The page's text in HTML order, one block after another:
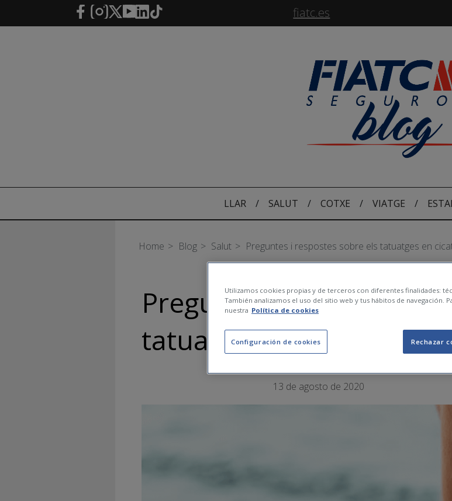
Salta al contingut principal fiatc.es
LLAR / SALUT / COTXE / VIATGE /
Home Blog Salut Preguntes i respostes sobre els tatuatges en
Preguntes i respostes
tatuatges en cicatrius
13 de agosto de 2020
Utilizamos cookies propias y de terceros con diferentes finalidades:
También analizamos el uso del sitio web y tus hábitos de navegación.
nuestra Política de cookies
Configuración de cookies Rechazar